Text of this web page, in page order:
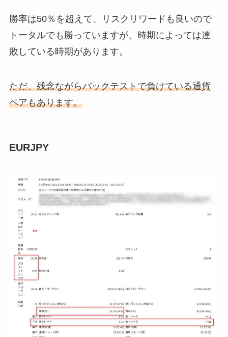
勝率は50％を超えて、リスクリワードも良いので
トータルでも勝っていますが、時期によっては連
敗している時期があります。
ただ、残念ながらバックテストで負けている通貨
ペアもあります。
EURJPY